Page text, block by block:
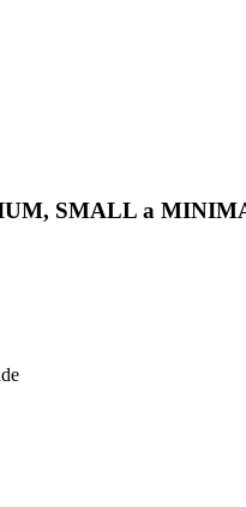
SMALL a